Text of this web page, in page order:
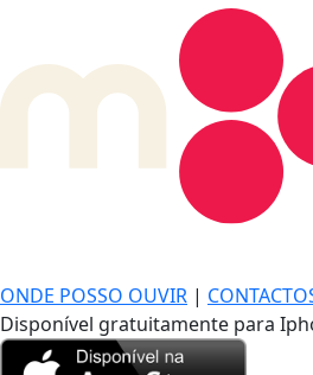
ONDE POSSO OUVIR |
Disponível gratuitamente para